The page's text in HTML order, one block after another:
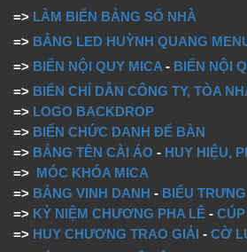
=> LÀM BIỂN BẢNG SỐ NHÀ
=> BẢNG LED HUỲNH QUANG
=> BIỂN NỘI QUY MICA - BIỂN NỘI
=> BIỂN CHỈ DẪN CÔNG TY, TÒA
=> LOGO BACKDROP
=> BIỂN CHỨC DANH ĐỂ BÀN
=> BẢNG TÊN CÀI ÁO - HUY HIỆU,
=> MÓC KHÓA MICA
=> BẢNG VINH DANH - BIỂU
=> KỶ NIỆM CHƯƠNG PHA LÊ -
=> HUY CHƯƠNG TRAO GIẢI - CỜ